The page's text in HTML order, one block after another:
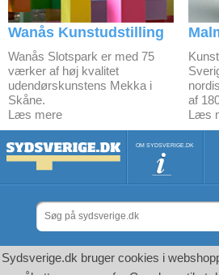
Wanås Kunstudstilling
Wanås Slotspark er med 75
værker af høj kvalitet
udendørskunstens Mekka i
Skåne.
Læs mere
af
Læs
OM SYDSVERIGE.DK
Sydsverige.dk bruger cookies i